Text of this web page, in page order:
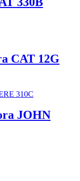
CAT 12G
JOHN